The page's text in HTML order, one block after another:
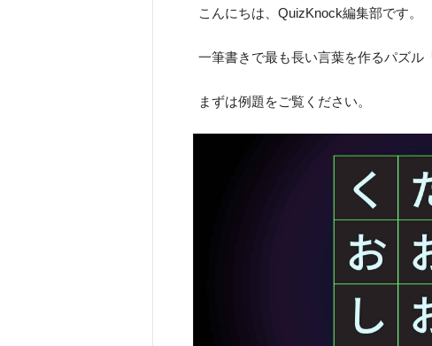
こんにちは、QuizKnock編集部です。
一筆書きで最も長い言葉を作るパズル
まずは例題をご覧ください。